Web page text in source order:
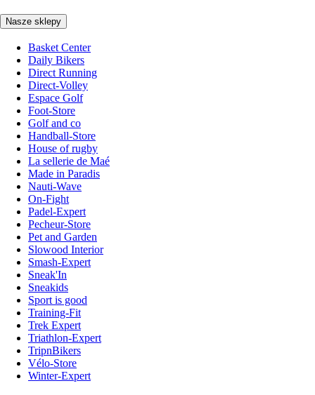
Nasze sklepy
Basket Center
Daily Bikers
Direct Running
Direct-Volley
Espace Golf
Foot-Store
Golf and co
Handball-Store
House of rugby
La sellerie de Maé
Made in Paradis
Nauti-Wave
On-Fight
Padel-Expert
Pecheur-Store
Pet and Garden
Slowood Interior
Smash-Expert
Sneak'In
Sneakids
Sport is good
Training-Fit
Trek Expert
Triathlon-Expert
TripnBikers
Vélo-Store
Winter-Expert